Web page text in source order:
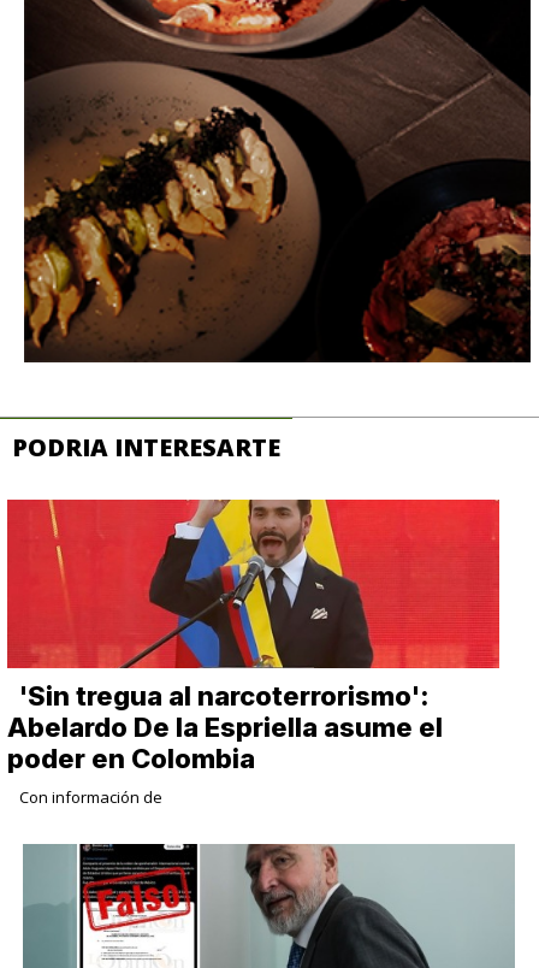
PODRIA INTERESARTE
​'Sin tregua al narcoterrorismo':
Abelardo De la Espriella asume el
poder en Colombia
Con información de